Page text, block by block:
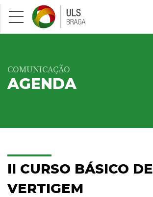
Saltar para conteúdo principal
COMUNICAÇÃO
AGENDA
II CURSO BÁSICO DE
VERTIGEM